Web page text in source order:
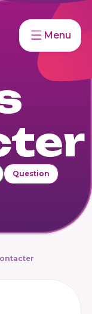
Menu
Question